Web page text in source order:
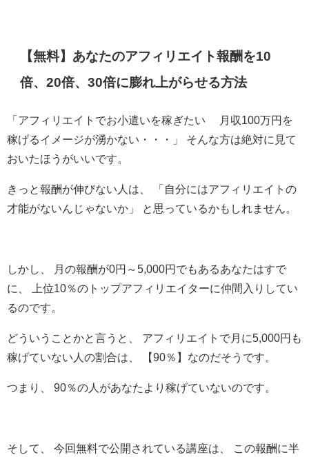
【無料】あなたのアフィリエイト報酬を10
倍、20倍、30倍に膨れ上がらせる方法
「アフィリエイトでお小遣いを稼ぎたい 月収100万円を
稼げるイメージが湧かない・・・」 そんな方は絶対に見て
おいたほうがいいです。
きっと報酬が伸びない人は、 「自分にはアフィリエイトの
才能がないんじゃないか」 と思っているかもしれません。
しかし、 月の報酬が0円～5,000円でもあるあなたはすで
に、 上位10％のトップアフィリエイターに仲間入りしてい
るのです。
どういうことかと言うと、 アフィリエイトで月に5,000円も
稼げていない人の割合は、 【90％】なのだそうです。
つまり、 90％の人があなたより稼げていないのです。
そして、 今回無料で公開されている講座は、 この報酬に半